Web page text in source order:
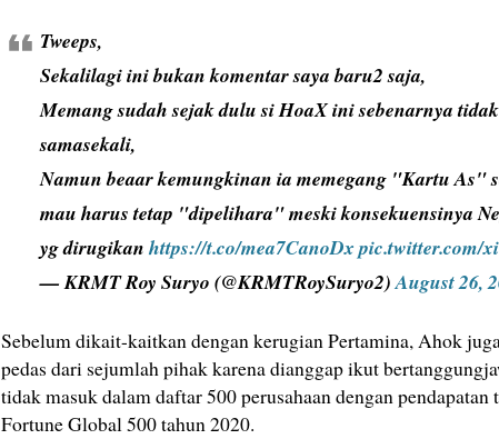
Tweeps,
Sekalilagi ini bukan komentar saya baru2 saja,
Memang sudah sejak dulu si HoaX ini sebenarnya
samasekali,
Namun beaar kemungkinan ia memegang "Kartu As"
mau harus tetap "dipelihara" meski konsekuensinya
yg dirugikan https://t.co/mea7CanoDx pic.twitter.com/
— KRMT Roy Suryo (@KRMTRoySuryo2)August 26,
Sebelum dikait-kaitkan dengan kerugian Pertamina, Ahok
pedas dari sejumlah pihak karena dianggap ikut
tidak masuk dalam daftar 500 perusahaan dengan pendapatan
Fortune Global 500 tahun 2020.